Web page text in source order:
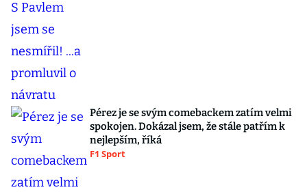
Pérez je se svým comebackem zatím velmi
spokojen. Dokázal jsem, že stále patřím k
nejlepším, říká
F1 Sport